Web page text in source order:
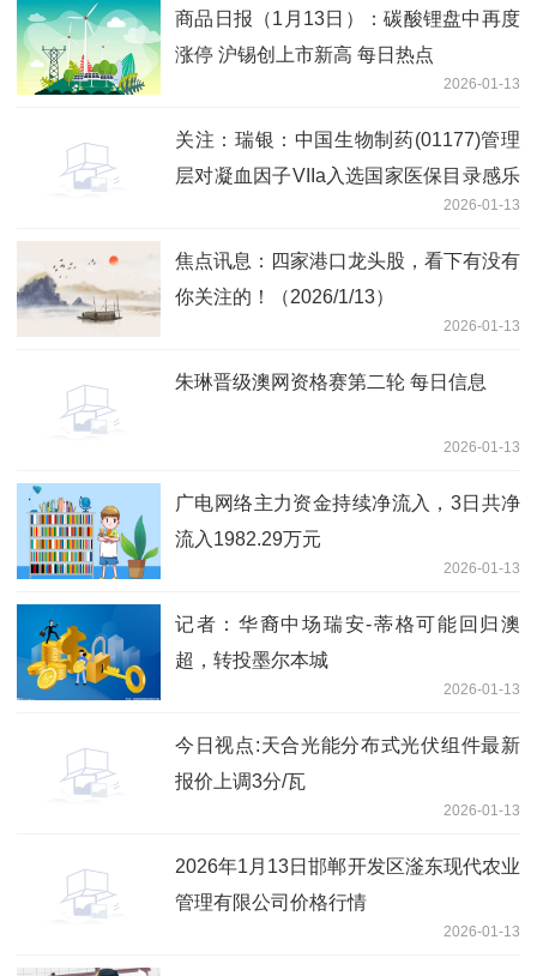
商品日报（1月13日）：碳酸锂盘中再度
涨停 沪锡创上市新高 每日热点
2026-01-13
关注：瑞银：中国生物制药(01177)管理
层对凝血因子VIIa入选国家医保目录感乐
2026-01-13
焦点讯息：四家港口龙头股，看下有没有
你关注的！（2026/1/13）
2026-01-13
朱琳晋级澳网资格赛第二轮 每日信息
2026-01-13
广电网络主力资金持续净流入，3日共净
流入1982.29万元
2026-01-13
记者：华裔中场瑞安-蒂格可能回归澳
超，转投墨尔本城
2026-01-13
今日视点:天合光能分布式光伏组件最新
报价上调3分/瓦
2026-01-13
2026年1月13日邯郸开发区滏东现代农业
管理有限公司价格行情
2026-01-13